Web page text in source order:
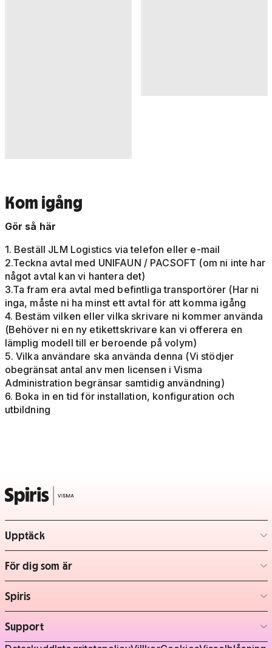
Kom igång
Gör så här
1. Beställ JLM Logistics via telefon eller e-mail
2.Teckna avtal med UNIFAUN / PACSOFT (om ni inte har
något avtal kan vi hantera det)
3.Ta fram era avtal med befintliga transportörer (Har ni
inga, måste ni ha minst ett avtal för att komma igång
4. Bestäm vilken eller vilka skrivare ni kommer använda
(Behöver ni en ny etikettskrivare kan vi offerera en
lämplig modell till er beroende på volym)
5. Vilka användare ska använda denna (Vi stödjer
obegränsat antal anv men licensen i Visma
Administration begränsar samtidig användning)
6. Boka in en tid för installation, konfiguration och
utbildning
Upptäck
– klicka för att expandera lista
För dig som är
– klicka för att expandera lista
Spiris
– klicka för att expandera lista
Support
– klicka för att expandera lista